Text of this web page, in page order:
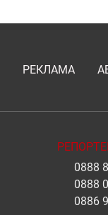
РЕКЛАМА
0888
0888
0886